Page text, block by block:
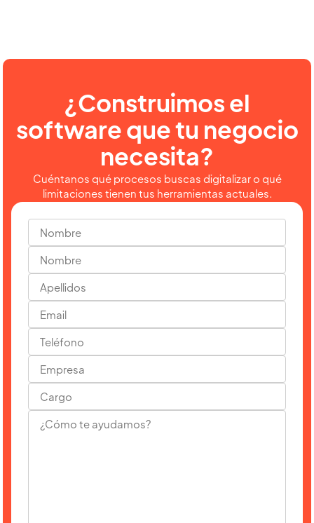
¿Construimos el
software que tu negocio
necesita?
Cuéntanos qué procesos buscas digitalizar o qué
limitaciones tienen tus herramientas actuales.